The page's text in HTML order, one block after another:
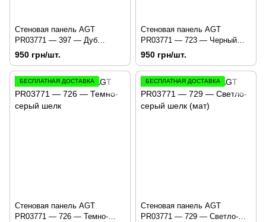
Стеновая панель AGT
PR03771 — 397 — Дуб
Натуральный
950 грн/шт.
Стеновая панель AGT
PR03771 — 723 — Черный
шелк (мат)
950 грн/шт.
БЕСПЛАТНАЯ ДОСТАВКА
Стеновая панель AGT
PR03771 — 726 — Темно-
БЕСПЛАТНАЯ ДОСТАВКА
Стеновая панель AGT
PR03771 — 729 — Светло-